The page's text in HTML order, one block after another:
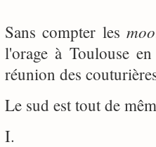
Sans compter les
l'orage à Toulouse
réunion des
Le sud est tout de
I.